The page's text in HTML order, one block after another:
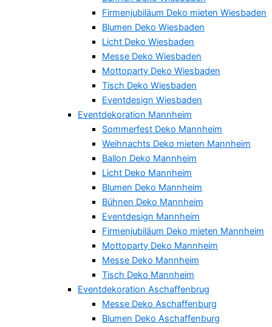
Firmenjubiläum Deko mieten Wiesbaden
Blumen Deko Wiesbaden
Licht Deko Wiesbaden
Messe Deko Wiesbaden
Mottoparty Deko Wiesbaden
Tisch Deko Wiesbaden
Eventdesign Wiesbaden
Eventdekoration Mannheim
Sommerfest Deko Mannheim
Weihnachts Deko mieten Mannheim
Ballon Deko Mannheim
Licht Deko Mannheim
Blumen Deko Mannheim
Bühnen Deko Mannheim
Eventdesign Mannheim
Firmenjubiläum Deko mieten Mannheim
Mottoparty Deko Mannheim
Messe Deko Mannheim
Tisch Deko Mannheim
Eventdekoration Aschaffenbrug
Messe Deko Aschaffenburg
Blumen Deko Aschaffenburg